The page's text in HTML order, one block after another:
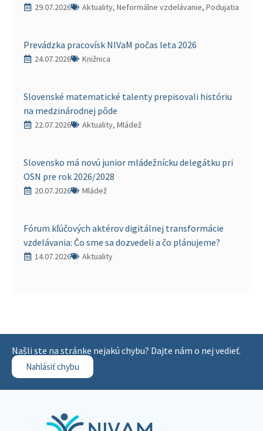
29.07.2026 Aktuality, Neformálne vzdelávanie, Podujatia
Prevádzka pracovísk NIVaM počas leta 2026
24.07.2026 Knižnica
Slovenské matematické talenty prepisovali históriu
na medzinárodnej pôde
22.07.2026 Aktuality, Mládež
Slovensko má novú junior mládežnícku delegátku pri
OSN pre rok 2026/2028
20.07.2026 Mládež
Fórum kľúčových aktérov digitálnej transformácie
vzdelávania: Čo sme sa dozvedeli a čo plánujeme?
14.07.2026 Aktuality
Našli ste na stránke nejakú chybu? Dajte nám o nej vedieť.
Nahlásiť chybu